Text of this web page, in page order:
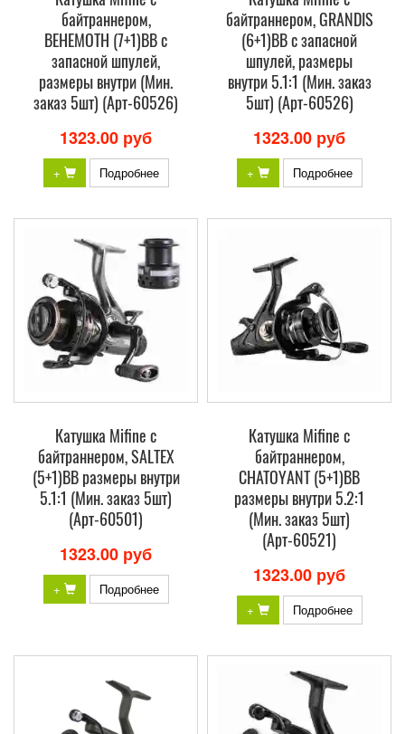
байтраннером,
BEHEMOTH (7+1)BB с
запасной шпулей,
размеры внутри (Мин.
заказ 5шт) (Арт-60526)
1323.00 руб
+ Подробнее
байтраннером, GRANDIS
(6+1)BB с запасной
шпулей, размеры
внутри 5.1:1 (Мин. заказ
5шт) (Арт-60526)
1323.00 руб
+ Подробнее
Катушка Mifine с
байтраннером, SALTEX
(5+1)BB размеры внутри
5.1:1 (Мин. заказ 5шт)
(Арт-60501)
1323.00 руб
+ Подробнее
Катушка Mifine с
байтраннером,
CHATOYANT (5+1)BB
размеры внутри 5.2:1
(Мин. заказ 5шт)
(Арт-60521)
1323.00 руб
+ Подробнее